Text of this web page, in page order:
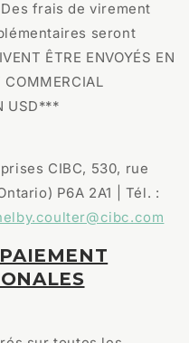
frais de virement
seront
ÊTRE ENVOYÉS EN
COMMERCIAL
USD***
CIBC, 530, rue
P6A 2A1 | Tél. :